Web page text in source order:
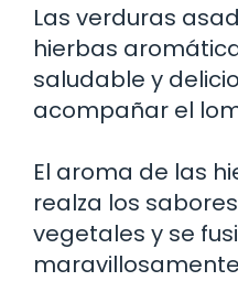
Las verduras
hierbas
saludable y
acompañar el
El aroma de las
realza los
vegetales y se